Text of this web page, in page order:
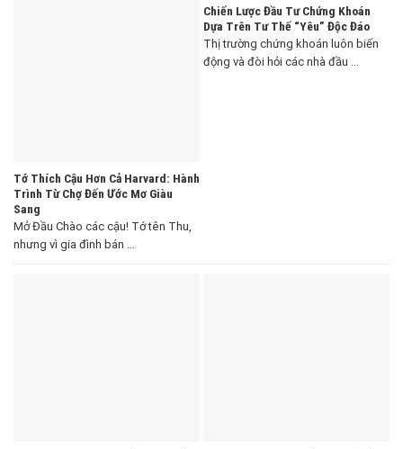
Tớ Thích Cậu Hơn Cả Harvard: Hành
Trình Từ Chợ Đến Ước Mơ Giàu
Sang
Mở Đầu Chào các cậu! Tớ tên Thu,
nhưng vì gia đình bán ...
Chiến Lược Đầu Tư Chứng Khoán
Dựa Trên Tư Thế “Yêu” Độc Đáo
Thị trường chứng khoán luôn biến
động và đòi hỏi các nhà đầu ...